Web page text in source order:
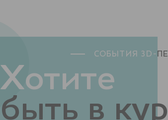
Хотите
быть в
СОБЫТИЯ 3D-